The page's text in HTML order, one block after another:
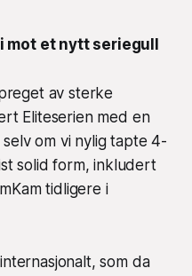
mot et nytt seriegull
av sterke
Eliteserien med en
om vi nylig tapte 4-
solid form, inkludert
tidligere i
som da